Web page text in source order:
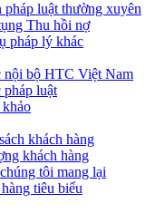
pháp luật thường xuyên
Thu hồi nợ
pháp lý khác
nội bộ HTC Việt Nam
luật
khách hàng
khách hàng
tôi mang lại
tiêu biểu